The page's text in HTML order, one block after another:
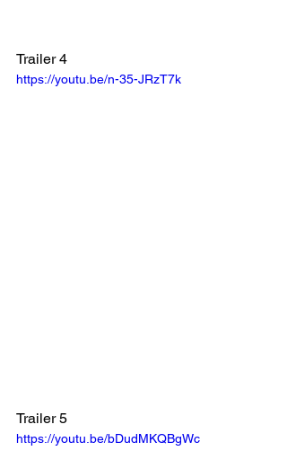
Trailer 4
https://youtu.be/n-35-JRzT7k
Trailer 5
https://youtu.be/bDudMKQBgWc